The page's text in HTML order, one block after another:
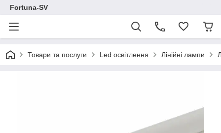
Fortuna-SV
Товари та послуги Led освітлення Лінійні лампи